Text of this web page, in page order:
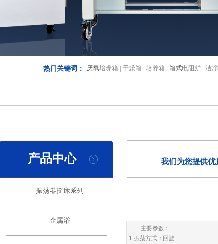
厌氧培养箱 | 干燥箱 | 培养箱 | 箱式电阻炉 | 洁
热门关键词：
产品中心 我们为您提供优
振荡器摇床系列
金属浴
主要参数：
1.振荡方式：回旋